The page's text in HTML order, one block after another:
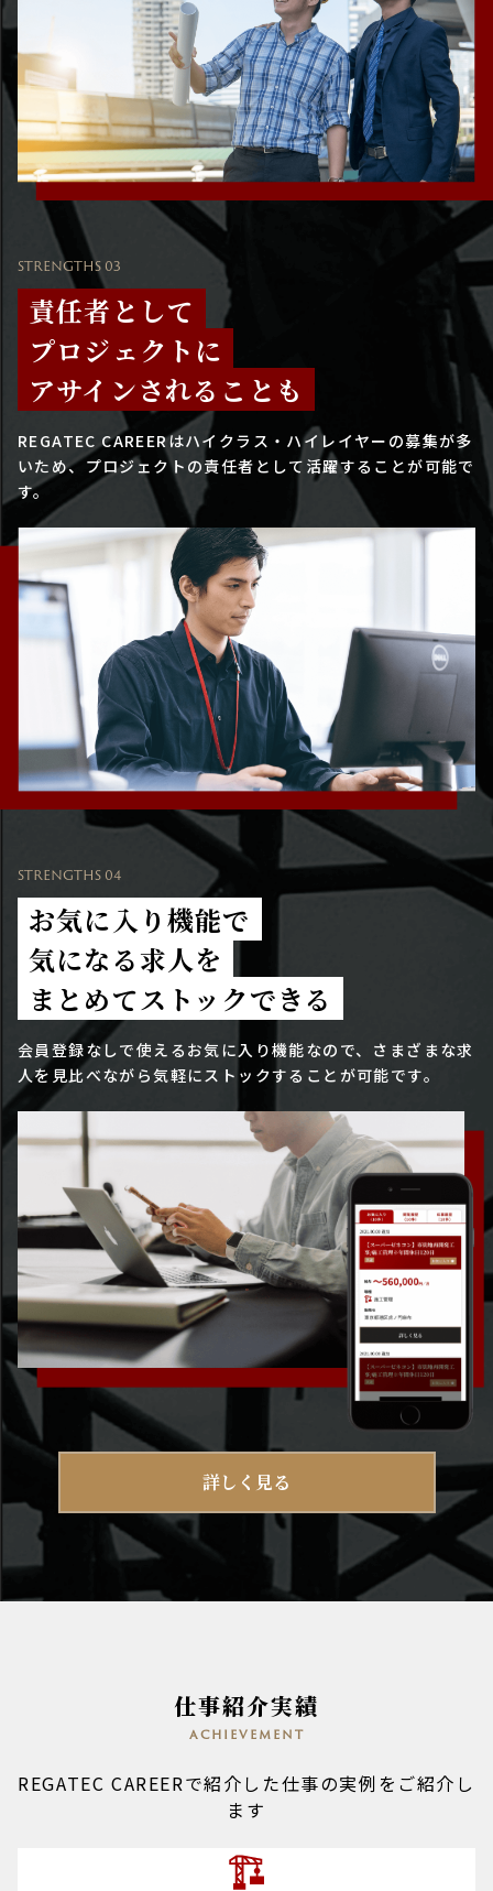
STRENGTHS 03
責任者として
プロジェクトに
アサインされることも
REGATEC CAREERはハイクラス・ハイレイヤーの募集が多
いため、プロジェクトの責任者として活躍することが可能で
す。
STRENGTHS 04
お気に入り機能で
気になる求人を
まとめてストックできる
会員登録なしで使えるお気に入り機能なので、さまざまな求
人を見比べながら気軽にストックすることが可能です。
詳しく見る
仕事紹介実績
achievement
REGATEC CAREERで紹介した仕事の実例をご紹介し
ます